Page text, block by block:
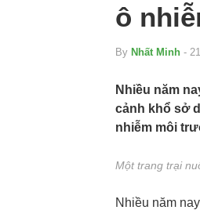
ô
By Nhất Minh -
Nhiều năm
cảnh khổ sở
nhiễm môi
Một trang trại
Nhiều năm